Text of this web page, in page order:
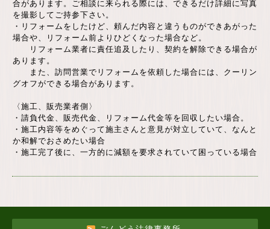
合があります。ご相談に来られる際には、できるだけ詳細に写真
を撮影してご持参下さい。
・リフォームをしたけど、頼んだ内容と違うものができあがった
場合や、リフォーム前よりひどくなった場合など。
リフォーム業者に責任追及したり、契約を解除できる場合が
あります。
また、訪問営業でリフォームを依頼した場合には、クーリン
グオフができる場合があります。
〈施工、販売業者側〉
・請負代金、販売代金、リフォーム代金等を回収したい場合。
・施工内容等をめぐって施主さんと意見が対立していて、なんと
か和解でおさめたい場合
・施工完了後に、一方的に減額を要求されていて困っている場合